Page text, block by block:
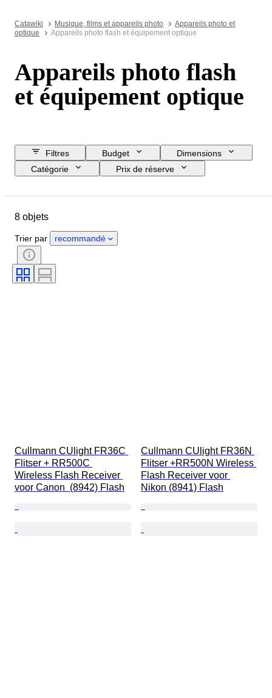
Catawiki Musique, films et appareils photo
Appareils photo et
optique
Appareils photo flash et équipement optique
Appareils photo flash
et équipement optique
Filtres Budget
Dimensions
Catégorie
Prix de réserve
Époque
Époque
8 objets
Trier par recommandé
Cullmann CUlight FR36C
Flitser + RR500C
Wireless Flash Receiver
voor Canon  (8942) Flash
Cullmann CUlight FR36N
Flitser +RR500N Wireless
Flash Receiver voor
Nikon (8941) Flash